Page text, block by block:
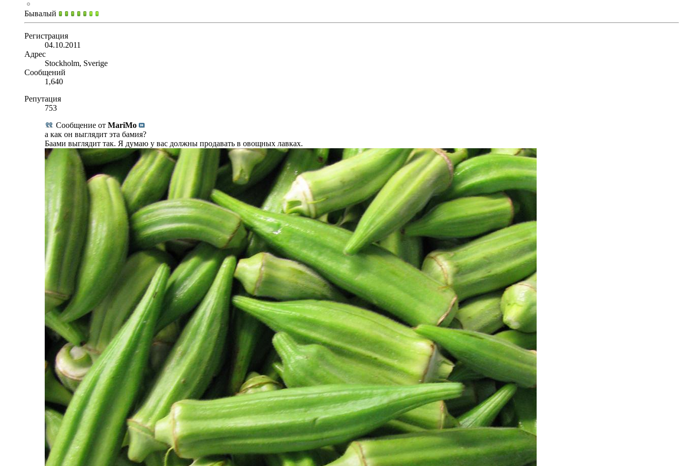
Бывалый
Регистрация
04.10.2011
Адрес
Stockholm, Sverige
Сообщений
1,640
Репутация
753
Сообщение от MariMo
а как он выглядит эта бамия?
Баами выглядит так. Я думаю у вас должны продавать в овощных лавках.